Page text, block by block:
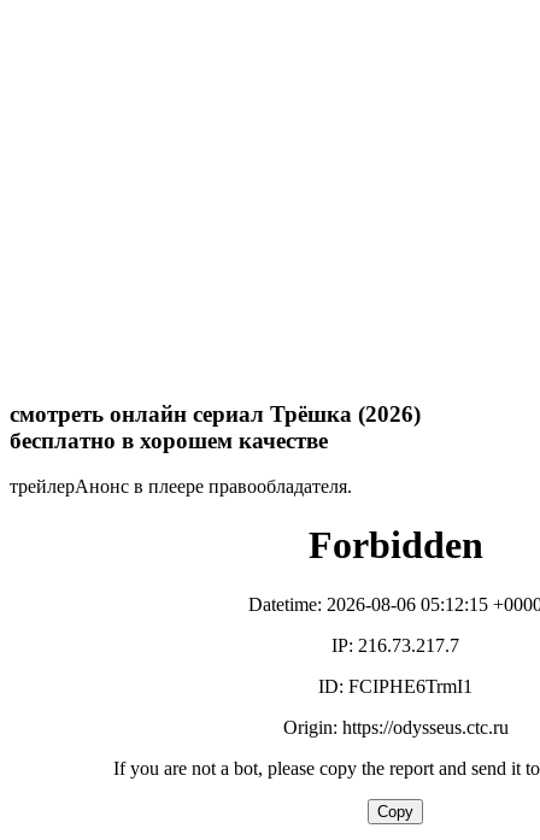
смотреть онлайн сериал Трёшка (2026)
бесплатно в хорошем качестве
трейлерАнонс в плеере правообладателя.